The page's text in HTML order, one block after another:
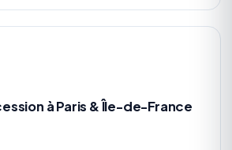
à Paris & Île-de-France